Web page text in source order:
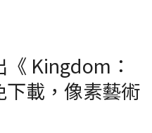
《 Kingdom：
載，像素藝術